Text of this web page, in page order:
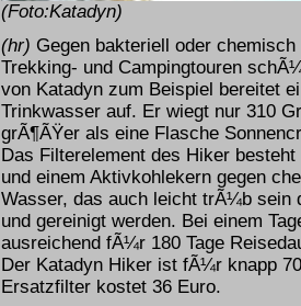
(Foto:Katadyn)
(hr) Gegen bakteriell oder
Trekking- und Campingtouren
von Katadyn zum Beispiel bereitet
Trinkwasser auf. Er wiegt nur 310
grÃ¶ÃŸer als eine Flasche
Das Filterelement des Hiker
und einem Aktivkohlekern gegen
Wasser, das auch leicht trÃ¼b sein
und gereinigt werden. Bei einem
ausreichend fÃ¼r 180 Tage
Der Katadyn Hiker ist fÃ¼r knapp
Ersatzfilter kostet 36 Euro.